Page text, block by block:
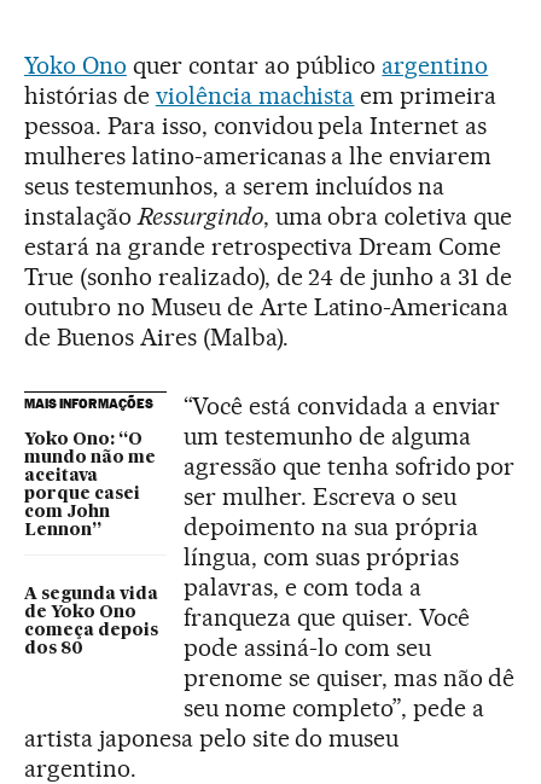
Yoko Ono quer contar ao público argentino
histórias de violência machista em primeira
pessoa. Para isso, convidou pela Internet as
mulheres latino-americanas a lhe enviarem
seus testemunhos, a serem incluídos na
instalaçãoRessurgindo, uma obra coletiva que
estará na grande retrospectiva Dream Come
True (sonho realizado), de 24 de junho a 31 de
outubro no Museu de Arte Latino-Americana
de Buenos Aires (Malba).
MAIS INFORMAÇÕES
Yoko Ono: “O
mundo não me
aceitava
porque casei
com John
Lennon”
A segunda vida
de Yoko Ono
começa depois
dos 80
“Você está convidada a enviar
um testemunho de alguma
agressão que tenha sofrido por
ser mulher. Escreva o seu
depoimento na sua própria
língua, com suas próprias
palavras, e com toda a
franqueza que quiser. Você
pode assiná-lo com seu
prenome se quiser, mas não dê
seu nome completo”, pede a
artista japonesa pelo site do museu
argentino.